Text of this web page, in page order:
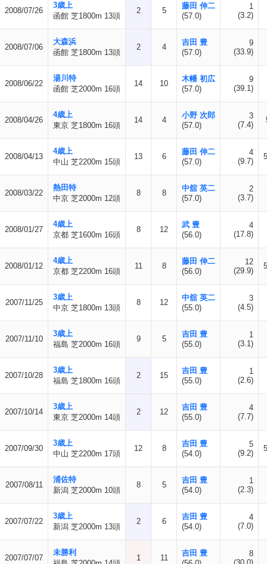
2008/07/26
3歳上
函館 芝1800m 13頭
2 5
藤田 伸二
(57.0)
1
(3.2)
2008/07/06
大森浜
函館 芝1800m 13頭
2 4
吉田 豊
(57.0)
9
(33.9)
2008/06/22
湯川特
函館 芝2000m 16頭
14 10
木幡 初広
(57.0)
9
(39.1)
2008/04/26
4歳上
東京 芝1800m 16頭
14 4
小野 次郎
(57.0)
3
(7.4)
2008/04/13
4歳上
中山 芝2200m 15頭
13 6
藤田 伸二
(57.0)
4
(9.7)
2008/03/22
熱田特
中京 芝2000m 12頭
8 8
中舘 英二
(57.0)
2
(3.7)
2008/01/27
4歳上
京都 芝1600m 16頭
8 12
武 豊
(56.0)
4
(17.8)
2008/01/12
4歳上
京都 芝2200m 16頭
11 8
藤田 伸二
(56.0)
12
(29.9)
2007/11/25
3歳上
中京 芝1800m 13頭
8 12
中舘 英二
(55.0)
3
(4.5)
2007/11/10
3歳上
福島 芝2000m 16頭
9 5
吉田 豊
(55.0)
1
(3.1)
2007/10/28
3歳上
福島 芝1800m 16頭
2 15
吉田 豊
(55.0)
1
(2.6)
2007/10/14
3歳上
東京 芝2000m 14頭
2 12
吉田 豊
(55.0)
4
(7.7)
2007/09/30
3歳上
中山 芝2200m 17頭
12 8
吉田 豊
(54.0)
5
(9.2)
2007/08/11
浦佐特
新潟 芝2000m 10頭
8 5
吉田 豊
(54.0)
1
(2.3)
2007/07/22
3歳上
新潟 芝2000m 13頭
2 6
吉田 豊
(54.0)
4
(7.0)
2007/07/07
未勝利
1 11
吉田 豊
8